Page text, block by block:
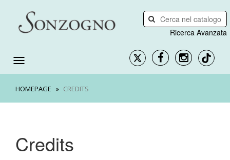
Ricerca Avanzata
HOMEPAGE CREDITS
Credits